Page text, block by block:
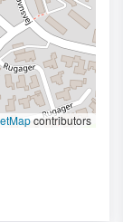
contributors